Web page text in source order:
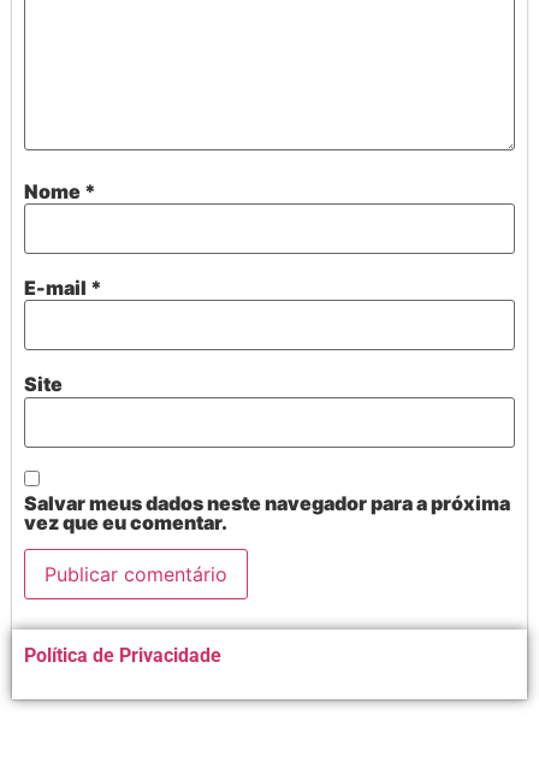
Nome *
E-mail *
Site
Salvar meus dados neste navegador para a próxima
vez que eu comentar.
Alternative:
Política de Privacidade